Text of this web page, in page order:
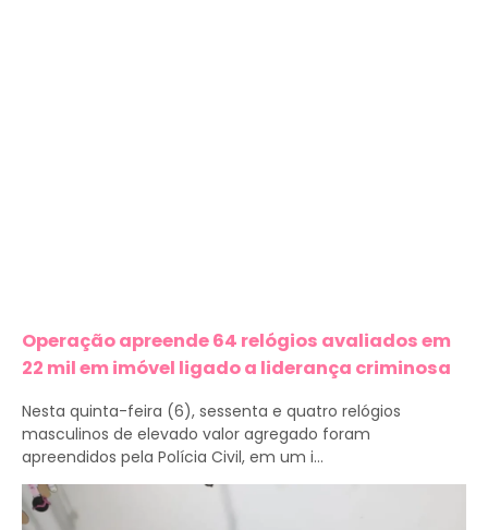
Operação apreende 64 relógios avaliados em
22 mil em imóvel ligado a liderança criminosa
Nesta quinta-feira (6), sessenta e quatro relógios
masculinos de elevado valor agregado foram
apreendidos pela Polícia Civil, em um i...